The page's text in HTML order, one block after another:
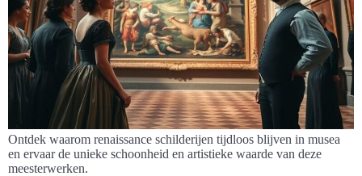
Ontdek waarom renaissance schilderijen tijdloos blijven in musea
en ervaar de unieke schoonheid en artistieke waarde van deze
meesterwerken.